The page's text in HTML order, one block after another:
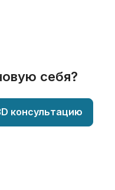
себя?
консультацию